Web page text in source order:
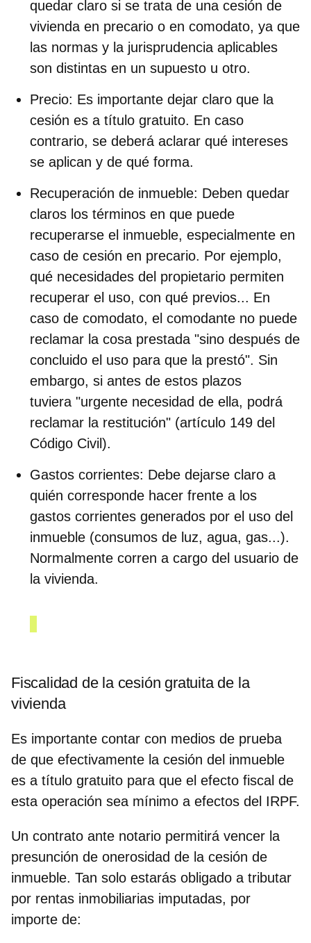
quedar claro si se trata de una cesión de
vivienda en precario o en comodato, ya que
las normas y la jurisprudencia aplicables
son distintas en un supuesto u otro.
Precio: Es importante dejar claro que la
cesión es a título gratuito. En caso
contrario, se deberá aclarar qué intereses
se aplican y de qué forma.
Recuperación de inmueble: Deben quedar
claros los términos en que puede
recuperarse el inmueble, especialmente en
caso de cesión en precario. Por ejemplo,
qué necesidades del propietario permiten
recuperar el uso, con qué previos... En
caso de comodato, el comodante no puede
reclamar la cosa prestada "sino después de
concluido el uso para que la prestó". Sin
embargo, si antes de estos plazos
tuviera "urgente necesidad de ella, podrá
reclamar la restitución" (artículo 149 del
Código Civil).
Gastos corrientes: Debe dejarse claro a
quién corresponde hacer frente a los
gastos corrientes generados por el uso del
inmueble (consumos de luz, agua, gas...).
Normalmente corren a cargo del usuario de
la vivienda.
Fiscalidad de la cesión gratuita de la
vivienda
Es importante contar con medios de prueba
de que efectivamente la cesión del inmueble
es a título gratuito para que el efecto fiscal de
esta operación sea mínimo a efectos del IRPF.
Un contrato ante notario permitirá vencer la
presunción de onerosidad de la cesión de
inmueble. Tan solo estarás obligado a tributar
por rentas inmobiliarias imputadas, por
importe de: